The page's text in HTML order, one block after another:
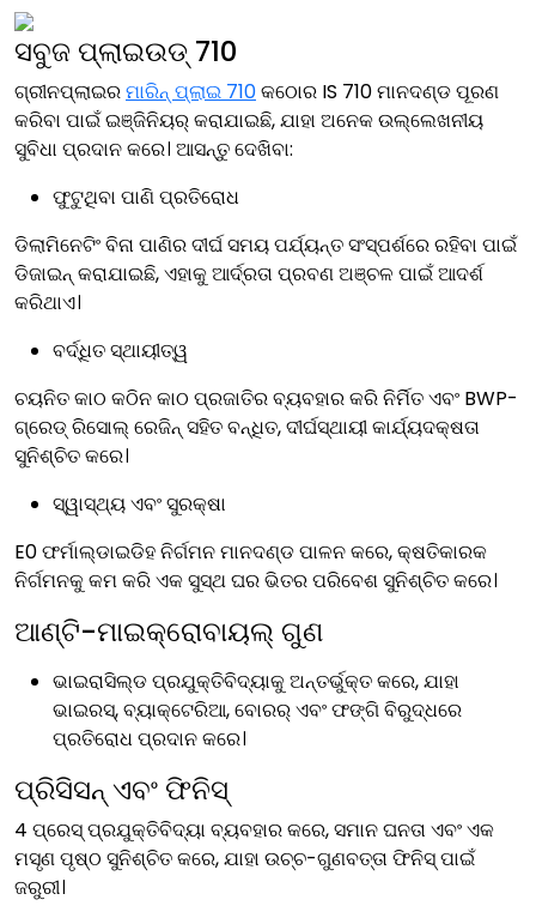
ସବୁଜ ପ୍ଲାଇଉଡ୍ 710
ଗ୍ରୀନପ୍ଲାଇରମାରିନ୍ ପ୍ଲାଇ 710କଠୋର IS 710 ମାନଦଣ୍ଡ ପୂରଣ
କରିବା ପାଇଁ ଇଞ୍ଜିନିୟର୍ କରାଯାଇଛି, ଯାହା ଅନେକ ଉଲ୍ଲେଖନୀୟ
ସୁବିଧା ପ୍ରଦାନ କରେ। ଆସନ୍ତୁ ଦେଖିବା:
ଫୁଟୁଥିବା ପାଣି ପ୍ରତିରୋଧ
ଡିଲାମିନେଟିଂ ବିନା ପାଣିର ଦୀର୍ଘ ସମୟ ପର୍ଯ୍ୟନ୍ତ ସଂସ୍ପର୍ଶରେ ରହିବା ପାଇଁ
ଡିଜାଇନ୍ କରାଯାଇଛି, ଏହାକୁ ଆର୍ଦ୍ରତା ପ୍ରବଣ ଅଞ୍ଚଳ ପାଇଁ ଆଦର୍ଶ
କରିଥାଏ।
ବର୍ଦ୍ଧିତ ସ୍ଥାୟୀତ୍ୱ
ଚୟନିତ କାଠ କଠିନ କାଠ ପ୍ରଜାତିର ବ୍ୟବହାର କରି ନିର୍ମିତ ଏବଂ BWP-
ଗ୍ରେଡ୍ ରିସୋଲ୍ ରେଜିନ୍ ସହିତ ବନ୍ଧିତ, ଦୀର୍ଘସ୍ଥାୟୀ କାର୍ଯ୍ୟଦକ୍ଷତା
ସୁନିଶ୍ଚିତ କରେ।
ସ୍ୱାସ୍ଥ୍ୟ ଏବଂ ସୁରକ୍ଷା
E0 ଫର୍ମାଲ୍ଡାଇଡିହ ନିର୍ଗମନ ମାନଦଣ୍ଡ ପାଳନ କରେ, କ୍ଷତିକାରକ
ନିର୍ଗମନକୁ କମ କରି ଏକ ସୁସ୍ଥ ଘର ଭିତର ପରିବେଶ ସୁନିଶ୍ଚିତ କରେ।
ଆଣ୍ଟି-ମାଇକ୍ରୋବାୟଲ୍ ଗୁଣ
ଭାଇରାସିଲ୍ଡ ପ୍ରଯୁକ୍ତିବିଦ୍ୟାକୁ ଅନ୍ତର୍ଭୁକ୍ତ କରେ, ଯାହା
ଭାଇରସ୍, ବ୍ୟାକ୍ଟେରିଆ, ବୋରର୍ ଏବଂ ଫଙ୍ଗି ବିରୁଦ୍ଧରେ
ପ୍ରତିରୋଧ ପ୍ରଦାନ କରେ।
ପ୍ରିସିସନ୍ ଏବଂ ଫିନିସ୍
4 ପ୍ରେସ୍ ପ୍ରଯୁକ୍ତିବିଦ୍ୟା ବ୍ୟବହାର କରେ, ସମାନ ଘନତା ଏବଂ ଏକ
ମସୃଣ ପୃଷ୍ଠ ସୁନିଶ୍ଚିତ କରେ, ଯାହା ଉଚ୍ଚ-ଗୁଣବତ୍ତା ଫିନିସ୍ ପାଇଁ
ଜରୁରୀ।